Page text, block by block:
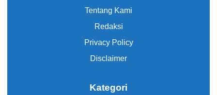
Tentang Kami
Redaksi
Privacy Policy
Disclaimer
Kategori